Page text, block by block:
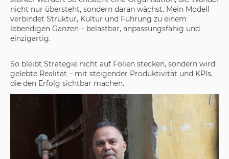
nicht nur übersteht, sondern daran wächst. Mein Modell
verbindet Struktur, Kultur und Führung zu einem
lebendigen Ganzen – belastbar, anpassungsfähig und
einzigartig.
So bleibt Strategie nicht auf Folien stecken, sondern wird
gelebte Realität – mit steigender Produktivität und KPIs,
die den Erfolg sichtbar machen.